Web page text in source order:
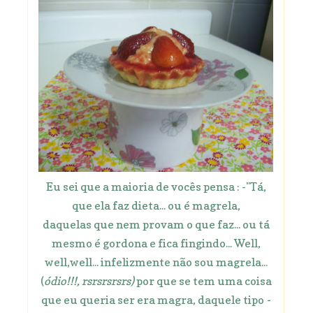
Eu sei que a maioria de vocês pensa : -"Tá,
que ela faz dieta... ou é magrela,
daquelas que nem provam o que faz... ou tá
mesmo é gordona e fica fingindo... Well,
well,well... infelizmente não sou magrela...
(ódio!!!, rsrsrsrsrs)por que se tem uma coisa
que eu queria ser era magra, daquele tipo -